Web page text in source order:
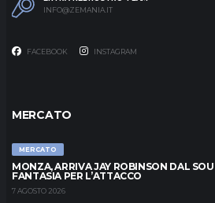
INFO@ZEMANIA.IT
FACEBOOK INSTAGRAM
MERCATO
MERCATO
MONZA, ARRIVA JAY ROBINSON DAL
FANTASIA PER L’ATTACCO
7 AGOSTO 2026